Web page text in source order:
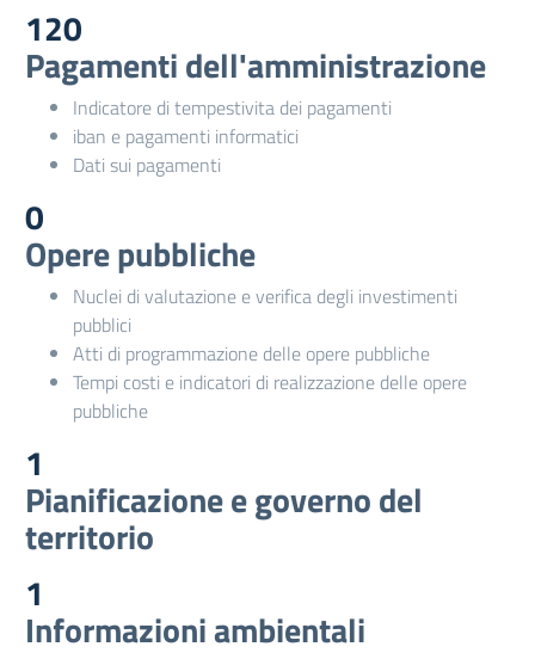
120
Pagamenti dell'amministrazione
Indicatore di tempestivita dei pagamenti
iban e pagamenti informatici
Dati sui pagamenti
0
Opere pubbliche
Nuclei di valutazione e verifica degli investimenti
pubblici
Atti di programmazione delle opere pubbliche
Tempi costi e indicatori di realizzazione delle opere
pubbliche
1
Pianificazione e governo del
territorio
1
Informazioni ambientali